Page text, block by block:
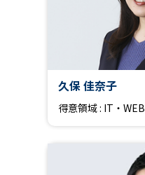
久保 佳奈子
得意領域 : IT・WEB